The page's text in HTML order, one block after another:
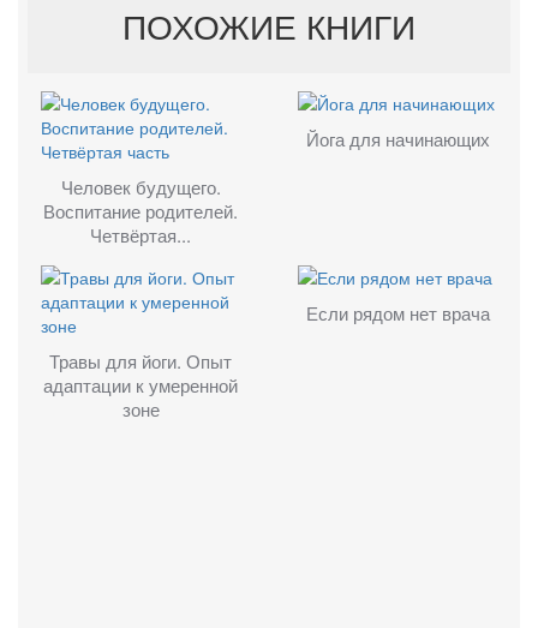
ПОХОЖИЕ КНИГИ
Человек будущего.
Воспитание родителей.
Четвёртая...
Йога для начинающих
Травы для йоги. Опыт
адаптации к умеренной
зоне
Если рядом нет врача